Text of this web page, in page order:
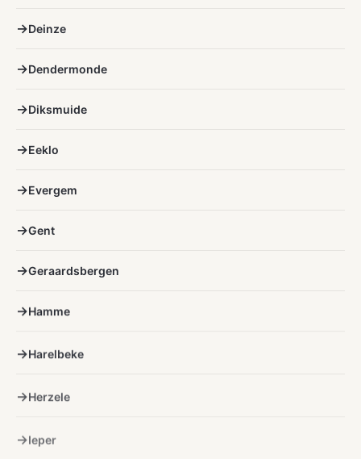
Deinze
Dendermonde
Diksmuide
Eeklo
Evergem
Gent
Geraardsbergen
Hamme
Harelbeke
Herzele